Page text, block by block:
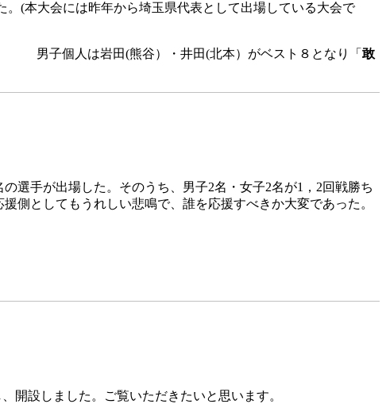
(本大会には昨年から埼玉県代表として出場している大会で
井田(北本）がベスト８となり「 敢
選手が出場した。そのうち、男子2名・女子2名が1，2回戦勝ち
援側としてもうれしい悲鳴で、誰を応援すべきか大変であった。
開設しました。ご覧いただきたいと思います。